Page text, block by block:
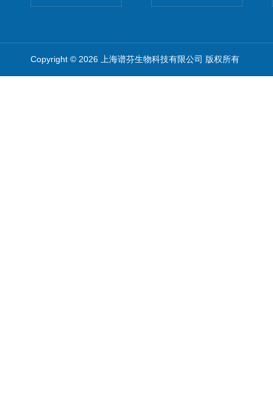
Copyright © 2026 上海谱芬生物科技有限公司 版权所有